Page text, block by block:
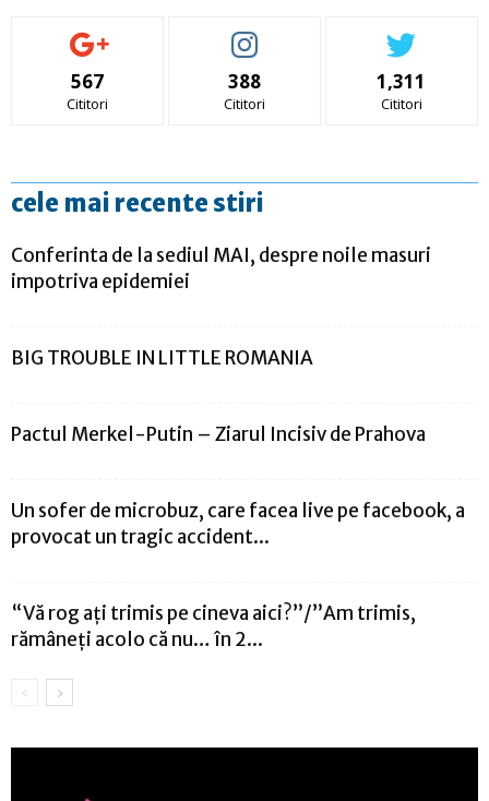
567
Cititori
388
Cititori
1,311
Cititori
cele mai recente stiri
Conferinta de la sediul MAI, despre noile masuri
impotriva epidemiei
BIG TROUBLE IN LITTLE ROMANIA
Pactul Merkel-Putin – Ziarul Incisiv de Prahova
Un sofer de microbuz, care facea live pe facebook, a
provocat un tragic accident...
“Vă rog ați trimis pe cineva aici?”/”Am trimis,
rămâneți acolo că nu… în 2...